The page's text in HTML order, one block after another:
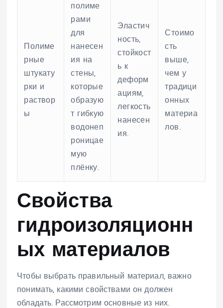
Полиме
рные
штукату
рки и
раствор
ы
полиме
рами
для
нанесен
ия на
стены,
которые
образую
т гибкую
водонеп
роницае
мую
плёнку.
Эластич
ность,
стойкост
ь к
деформ
ациям,
легкость
нанесен
ия.
Стоимо
сть
выше,
чем у
традици
онных
материа
лов.
Свойства
гидроизоляционн
ых материалов
Чтобы выбрать правильный материал, важно
понимать, какими свойствами он должен
обладать. Рассмотрим основные из них.